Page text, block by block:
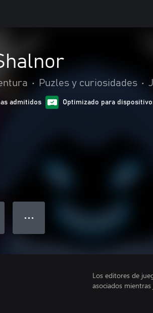
• Puzles y curiosidades •
admitidos Optimizado para
● ● ●
Los editores de
asociados mientras